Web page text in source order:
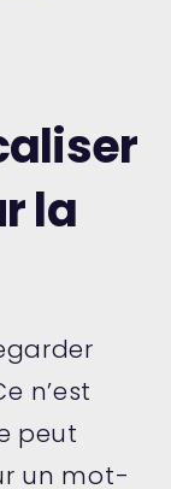
la
n’est
peut
un mot-